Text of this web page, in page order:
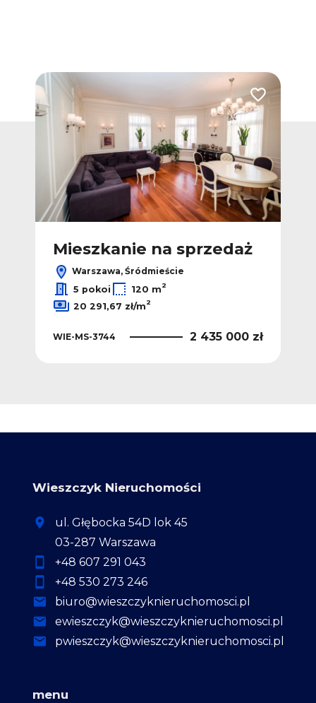
Dodaj do ulubionych Dodaj do
Mieszkanie na sprzedaż
Warszawa, Śródmieście
5 pokoi
120 m2
20 291,67 zł/m2
WIE-MS-3744 2 435 000 zł
Wieszczyk Nieruchomości
ul. Głębocka 54D lok 45
03-287 Warszawa
+48 607 291 043
+48 530 273 246
biuro@wieszczyknieruchomosci.pl
ewieszczyk@wieszczyknieruchomosci.pl
pwieszczyk@wieszczyknieruchomosci.pl
menu